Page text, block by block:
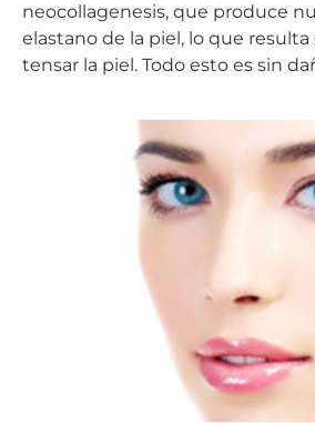
neocollagenesis, que produce
elastano de la piel, lo que
tensar la piel. Todo esto es sin